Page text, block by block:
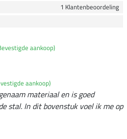
1 Klantenbeoordeling
aankoop)
aankoop)
materiaal en is goed
stal. In dit bovenstuk voel ik me op